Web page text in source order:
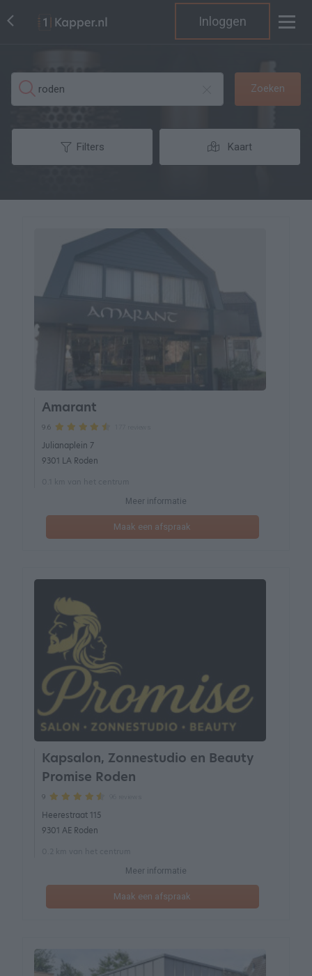
Inloggen
Zoeken
Filters Kaart
Amarant
9.6
Julianaplein 7
9301 LA Roden
Meer informatie
Maak een afspraak
Kapsalon, Zonnestudio en Beauty
Promise Roden
9
Heerestraat 115
9301 AE Roden
Meer informatie
Maak een afspraak